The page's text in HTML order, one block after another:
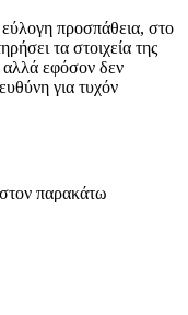
προσπάθεια, στο
τα στοιχεία της
αλλά εφόσον δεν
για τυχόν
παρακάτω